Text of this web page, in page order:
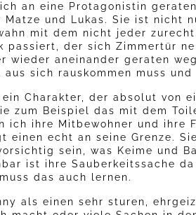
an eine Protagonistin
Matze und Lukas. Sie ist nicht
mit dem nicht jeder
passiert, der sich Zimmertür
wieder aneinander geraten
aus sich rauskommen muss
Charakter, der absolut von
zum Beispiel das mit dem
ich ihre Mitbewohner und ihre
einen echt an seine Grenze.
sein, was Keime und
ist ihre Sauberkeitssache
das auch lernen.
als einen sehr sturen,